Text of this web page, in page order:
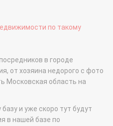
по такому
в городе
от хозяина недорого с фото
Московская область на
и уже скоро тут будут
в нашей базе по